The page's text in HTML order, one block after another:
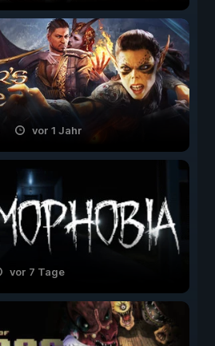
vor 1 Jahr
vor 7 Tage